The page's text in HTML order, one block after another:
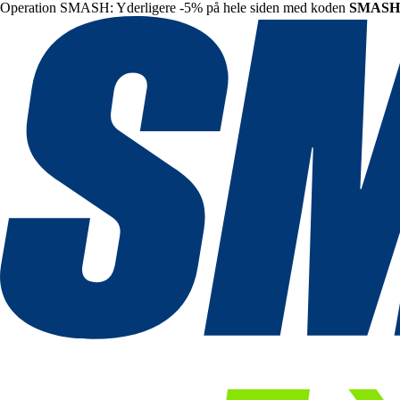
Operation SMASH: Yderligere -5% på hele siden med koden